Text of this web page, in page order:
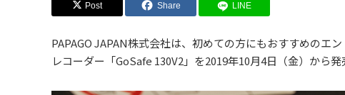
Post Share LINE
PAPAGO JAPAN株式会社は、初めての方にもおすすめのエ
レコーダー「GoSafe 130V2」を2019年10月4日（金）から発